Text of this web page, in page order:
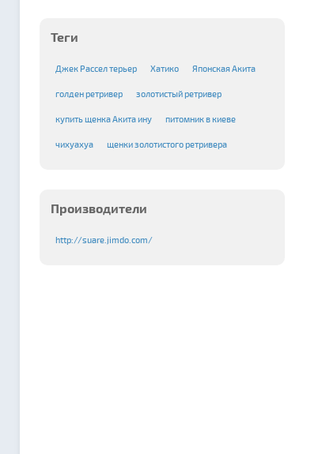
Теги
Джек Рассел терьер Хатико Японская Акита
голден ретривер золотистый ретривер
купить щенка Акита ину питомник в киеве
чихуахуа щенки золотистого ретривера
Производители
http://suare.jimdo.com/